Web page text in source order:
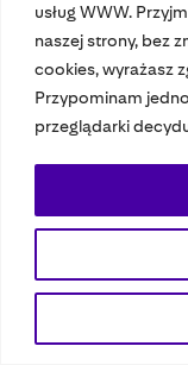
usług WWW.
naszej strony, bez
cookies, wyrażasz
Przypominam
przeglądarki
© 2023 Bauer Media
Polityka prywatności